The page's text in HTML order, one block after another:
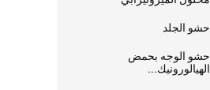
حشو الجلد
حشو الوجه بحمض
الهيالورونيك...